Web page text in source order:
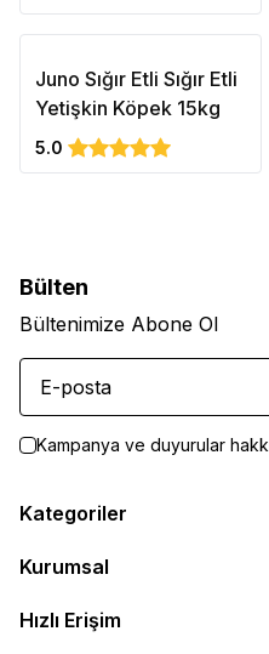
Juno Sığır Etli Sığır Etli
Yetişkin Köpek 15kg
5.0
Bülten
Bültenimize Abone Ol
Kampanya ve duyurular
Kategoriler
Kurumsal
Hızlı Erişim